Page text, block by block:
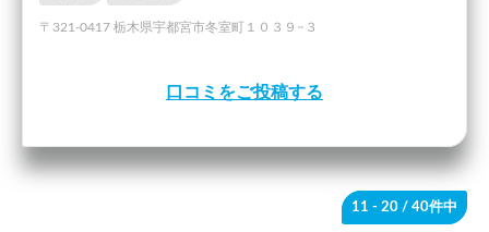
〒321-0417 栃木県宇都宮市冬室町１０３９−３
口コミをご投稿する
11 - 20 / 40件中